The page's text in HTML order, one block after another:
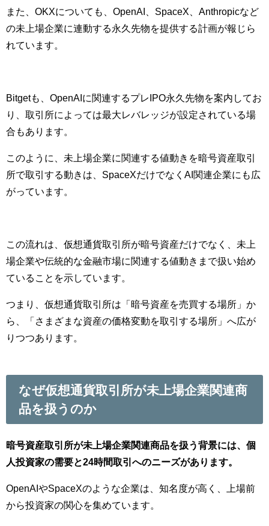
また、OKXについても、OpenAI、SpaceX、Anthropicなど
の未上場企業に連動する永久先物を提供する計画が報じら
れています。
Bitgetも、OpenAIに関連するプレIPO永久先物を案内してお
り、取引所によっては最大レバレッジが設定されている場
合もあります。
このように、未上場企業に関連する値動きを暗号資産取引
所で取引する動きは、SpaceXだけでなくAI関連企業にも広
がっています。
この流れは、仮想通貨取引所が暗号資産だけでなく、未上
場企業や伝統的な金融市場に関連する値動きまで扱い始め
ていることを示しています。
つまり、仮想通貨取引所は「暗号資産を売買する場所」か
ら、「さまざまな資産の価格変動を取引する場所」へ広が
りつつあります。
なぜ仮想通貨取引所が未上場企業関連商
品を扱うのか
暗号資産取引所が未上場企業関連商品を扱う背景には、個
人投資家の需要と24時間取引へのニーズがあります。
OpenAIやSpaceXのような企業は、知名度が高く、上場前
から投資家の関心を集めています。